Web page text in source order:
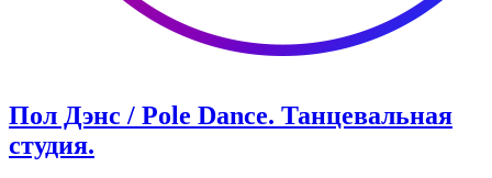
Пол Дэнс / Pole Dance. Танцевальная
студия.